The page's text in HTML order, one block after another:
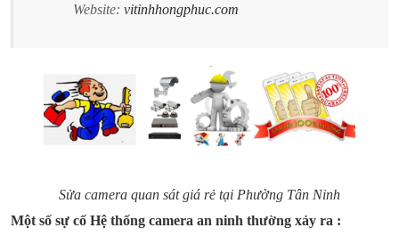
Website: vitinhhongphuc.com
Sửa camera quan sát giá rẻ tại Phường Tân Ninh
Một số sự cố Hệ thống camera an ninh thường xảy ra :